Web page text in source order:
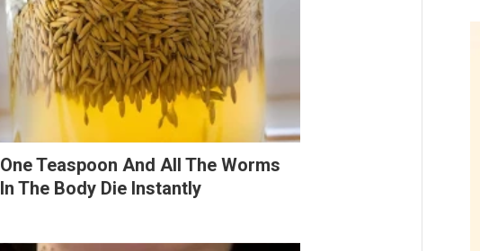
One Teaspoon And All The Worms
In The Body Die Instantly